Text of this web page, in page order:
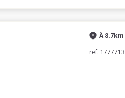
À 8.7km
ref. 1777713